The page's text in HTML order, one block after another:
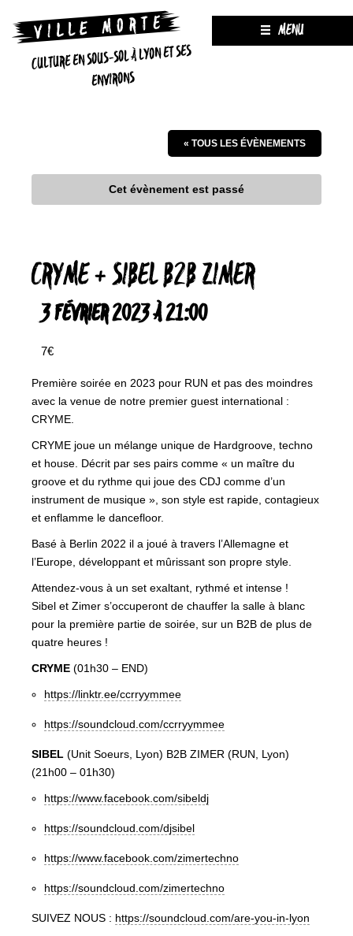
CULTURE EN SOUS-SOL À LYON ET SES
ENVIRONS
MENU
« TOUS LES ÉVÈNEMENTS
Cet évènement est passé
CRYME + SIBEL B2B ZIMER
3 FÉVRIER 2023 À 21:00
7€
Première soirée en 2023 pour RUN et pas des moindres
avec la venue de notre premier guest international :
CRYME.
CRYME joue un mélange unique de Hardgroove, techno
et house. Décrit par ses pairs comme « un maître du
groove et du rythme qui joue des CDJ comme d’un
instrument de musique », son style est rapide, contagieux
et enflamme le dancefloor.
Basé à Berlin 2022 il a joué à travers l’Allemagne et
l’Europe, développant et mûrissant son propre style.
Attendez-vous à un set exaltant, rythmé et intense !
Sibel et Zimer s’occuperont de chauffer la salle à blanc
pour la première partie de soirée, sur un B2B de plus de
quatre heures !
CRYME (01h30 – END)
https://linktr.ee/ccrryymmee
https://soundcloud.com/ccrryymmee
SIBEL (Unit Soeurs, Lyon) B2B ZIMER (RUN, Lyon)
(21h00 – 01h30)
https://www.facebook.com/sibeldj
https://soundcloud.com/djsibel
https://www.facebook.com/zimertechno
https://soundcloud.com/zimertechno
SUIVEZ NOUS : https://soundcloud.com/are-you-in-lyon